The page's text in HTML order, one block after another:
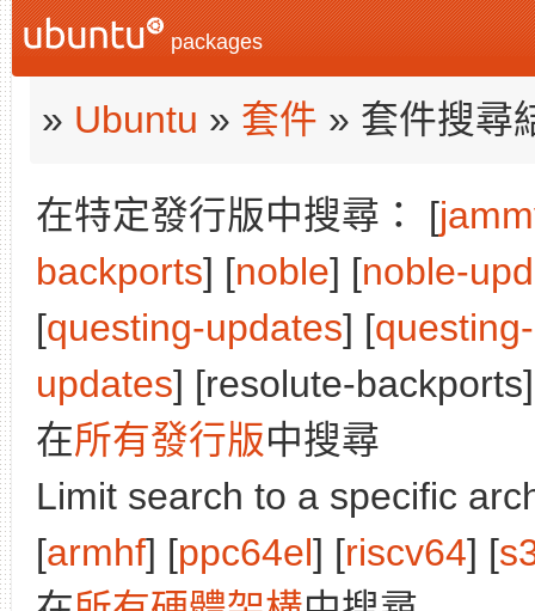
packages
» Ubuntu » 套件 » 套件搜尋
在特定發行版中搜尋： [
backports] [noble] [noble-
[questing-updates] [
updates] [resolute-
在所有發行版中搜尋
Limit search to a specific
[armhf] [ppc64el] [riscv64] [